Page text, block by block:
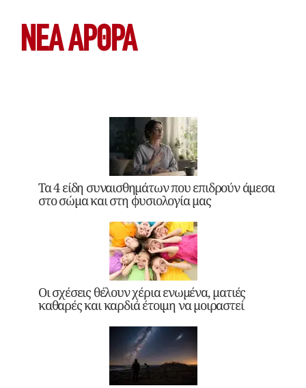
ΝΕΑ ΆΡΘΡΑ
Τα 4 είδη συναισθημάτων που επιδρούν άμεσα
στο σώμα και στη φυσιολογία μας
Οι σχέσεις θέλουν χέρια ενωμένα, ματιές
καθαρές και καρδιά έτοιμη να μοιραστεί